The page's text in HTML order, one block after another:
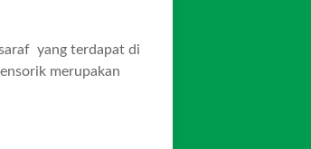
yang terdapat di
merupakan